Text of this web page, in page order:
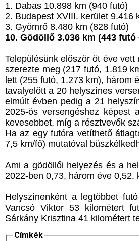
1. Dabas 10.898 km (940 futó)
2. Budapest XVIII. kerület 9.416
3. Gyömrő 8.480 km (828 futó)
10. Gödöllő 3.036 km (443
Településünk először öt éve
szerezte meg (217 futó, 1.819
lett (255 futó, 1.273 km), három
tavalyelőtt a 20 helyszínes
elmúlt évben pedig a 21
2025-ös versengéshez képest
kevesebbet, míg a résztvevők
Ha az egy futóra vetíthető
7,5 km/fő) mutatóval
Ami a gödöllői helyezés és a
2022-ben 0,73, három éve
Helyszínenként a legtöbbet
Vancsó Viktor 53 kilométert
Sárkány Krisztina 41 kilométert
Címkék